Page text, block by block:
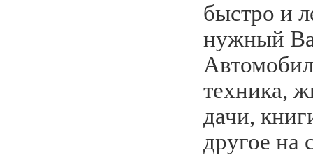
быстро и
нужный
техника,
дачи,
другое на